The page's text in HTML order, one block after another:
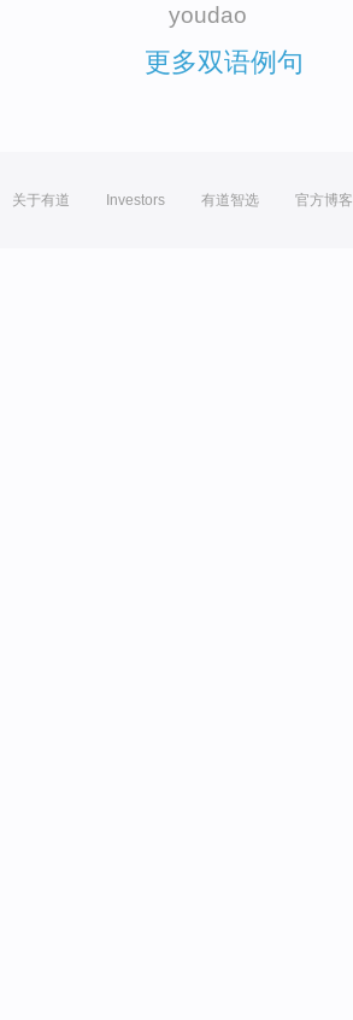
youdao
更多双语例句
关于有道 Investors 有道智选 官方博客